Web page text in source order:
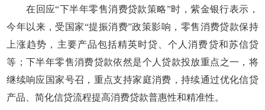
在回应“下半年零售消费贷款策略”时，紫金银行表示，
今年以来，受国家“提振消费”政策影响，零售消费贷款保持
上涨趋势，主要产品包括精英时贷、个人消费贷和苏信贷
等；下半年零售消费贷款依然是个人贷款投放重点之一，将
继续响应国家号召，重点支持家庭消费，持续通过优化信贷
产品、简化信贷流程提高消费贷款普惠性和精准性。